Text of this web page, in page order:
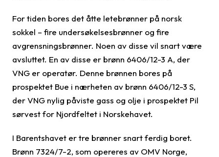
For tiden bores det åtte letebrønner på norsk
sokkel – fire undersøkelsesbrønner og fire
avgrensningsbrønner. Noen av disse vil snart være
avsluttet. En av disse er brønn 6406/12-3 A, der
VNG er operatør. Denne brønnen bores på
prospektet Bue i nærheten av brønn 6406/12-3 S,
der VNG nylig påviste gass og olje i prospektet Pil
sørvest for Njordfeltet i Norskehavet.
I Barentshavet er tre brønner snart ferdig boret.
Brønn 7324/7-2, som opereres av OMV Norge,